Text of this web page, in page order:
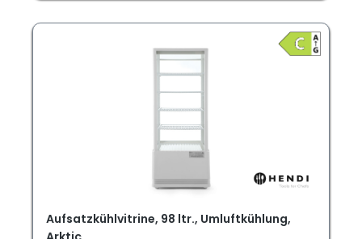
Aufsatzkühlvitrine, 98 ltr., Umluftkühlung,